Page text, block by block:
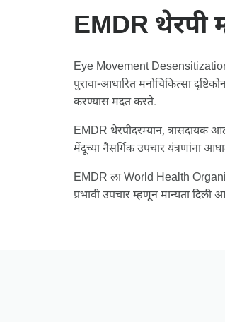
EMDR थेरपी
Eye Movement
पुरावा-आधारित मनोचिकित्सा
करण्यास मदत करते.
EMDR थेरपीदरम्यान, त्रासदायक
मेंदूच्या नैसर्गिक उपचार यंत्रणांना
EMDR ला World Health
प्रभावी उपचार म्हणून मान्यता दिली